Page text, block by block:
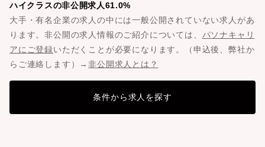
ハイクラスの非公開求人61.0%
大手・有名企業の求人の中には一般公開されていない求人があ
ります。非公開の求人情報のご紹介については、 パソナキャリ
アにご登録いただくことが必要になります。（申込後、弊社か
らご連絡します）→非公開求人とは？
条件から求人を探す